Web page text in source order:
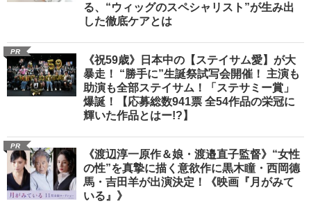
る、“ウィッグのスペシャリスト”が生み出
した徹底ケアとは
PR
《祝59歳》日本中の【ステイサム愛】が大
暴走！ “勝手に”生誕祭試写会開催！ 主演も
助演も全部ステイサム！「ステサミー賞」
爆誕！【応募総数941票 全54作品の栄冠に
輝いた作品とはー!?】
PR
《渡辺淳一原作＆娘・渡邉直子監督》“女性
の性”を真摯に描く意欲作に黒木瞳・西岡德
馬・吉田羊が出演決定！《映画『月がみて
いる』》